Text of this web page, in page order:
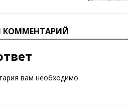
КОММЕНТАРИЙ
вам необходимо